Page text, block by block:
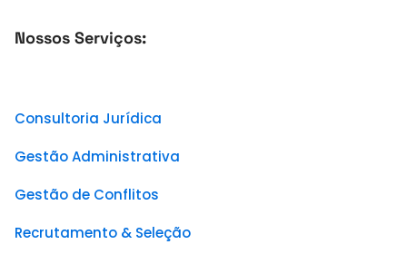
Nossos Serviços:
Consultoria Jurídica
Gestão Administrativa
Gestão de Conflitos
Recrutamento & Seleção